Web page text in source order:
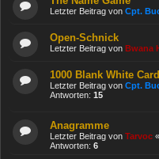
Letzter Beitrag von Cpt.
Open-Schnick
Letzter Beitrag von Bwana
1000 Blank White
Letzter Beitrag von Cpt.
Antworten: 15
Anagramme
Letzter Beitrag von Tarvoc «
Antworten: 6